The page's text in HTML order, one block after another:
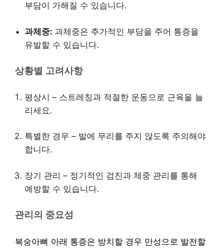
부담이 가해질 수 있습니다.
과체중: 과체중은 추가적인 부담을 주어 통증을
유발할 수 있습니다.
상황별 고려사항
평상시 – 스트레칭과 적절한 운동으로 근육을 늘
리세요.
특별한 경우 – 발에 무리를 주지 않도록 주의해야
합니다.
장기 관리 – 정기적인 검진과 체중 관리를 통해
예방할 수 있습니다.
관리의 중요성
복숭아뼈 아래 통증은 방치할 경우 만성으로 발전할